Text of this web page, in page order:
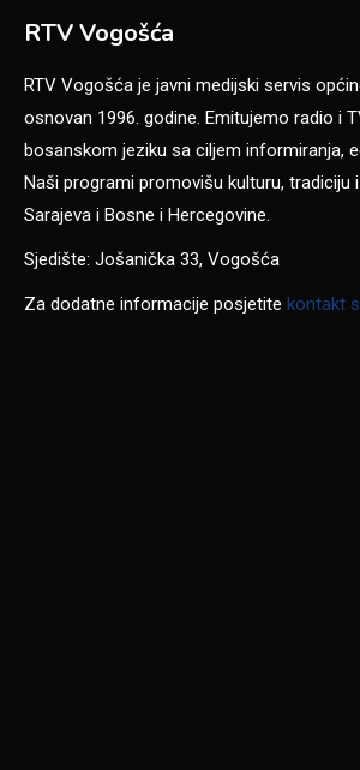
RTV Vogošća
RTV Vogošća je javni medijski servis
osnovan 1996. godine. Emitujemo radio i
bosanskom jeziku sa ciljem informiranja,
Naši programi promovišu kulturu, tradiciju
Sarajeva i Bosne i Hercegovine.
Sjedište: Jošanička 33, Vogošća
Za dodatne informacije posjetite kontakt